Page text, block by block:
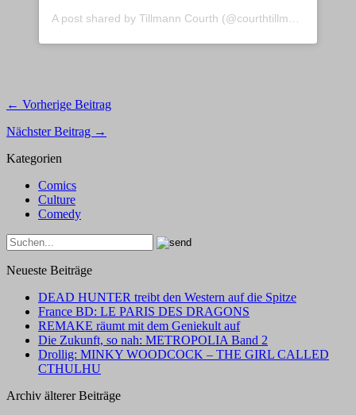
← Vorherige Beitrag
Nächster Beitrag →
Kategorien
Comics
Culture
Comedy
Neueste Beiträge
DEAD HUNTER treibt den Western auf die Spitze
France BD: LE PARIS DES DRAGONS
REMAKE räumt mit dem Geniekult auf
Die Zukunft, so nah: METROPOLIA Band 2
Drollig: MINKY WOODCOCK – THE GIRL CALLED
CTHULHU
Archiv älterer Beiträge